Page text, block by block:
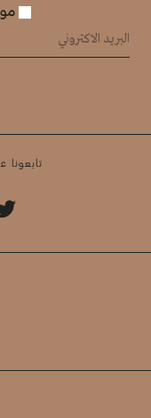
تابعونا